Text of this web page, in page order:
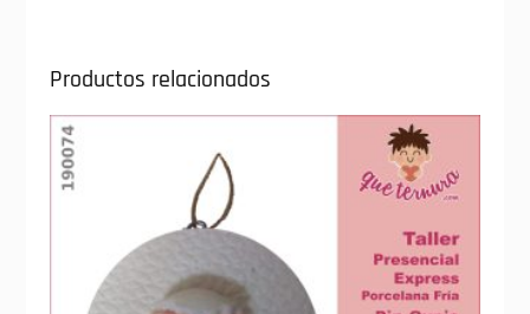
Productos relacionados